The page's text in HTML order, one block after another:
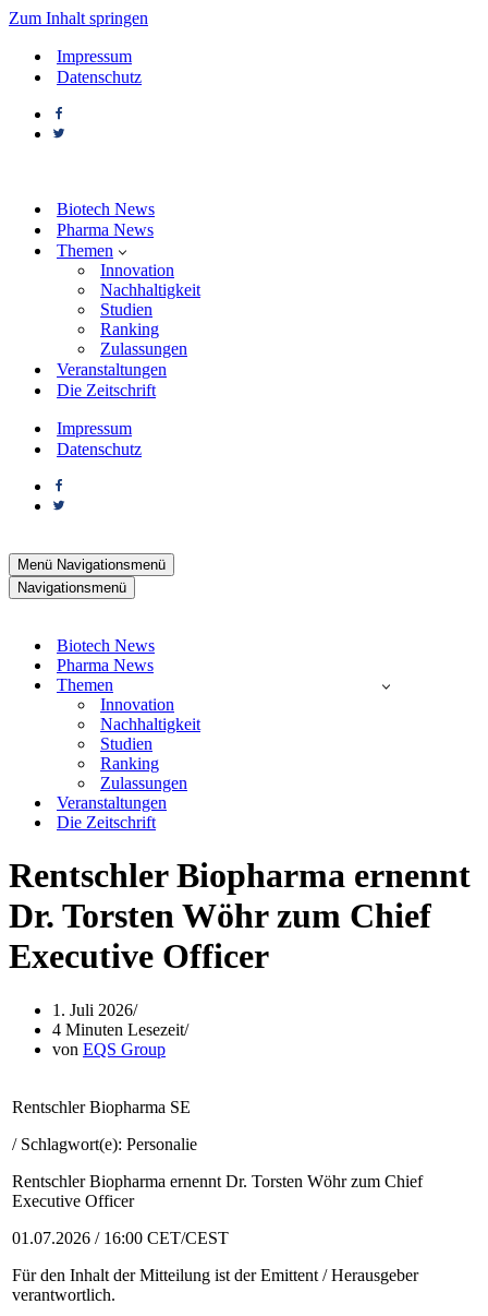
Zum Inhalt springen
Impressum
Datenschutz
Biotech News
Pharma News
Themen
Innovation
Nachhaltigkeit
Studien
Ranking
Zulassungen
Veranstaltungen
Die Zeitschrift
Impressum
Datenschutz
Menü Navigationsmenü
Navigationsmenü
Biotech News
Pharma News
Themen
Innovation
Nachhaltigkeit
Studien
Ranking
Zulassungen
Veranstaltungen
Die Zeitschrift
Rentschler Biopharma ernennt
Dr. Torsten Wöhr zum Chief
Executive Officer
1. Juli 2026
4 Minuten Lesezeit
von EQS Group
Rentschler Biopharma SE
/ Schlagwort(e): Personalie
Rentschler Biopharma ernennt Dr. Torsten Wöhr zum Chief
Executive Officer
01.07.2026 / 16:00 CET/CEST
Für den Inhalt der Mitteilung ist der Emittent / Herausgeber
verantwortlich.